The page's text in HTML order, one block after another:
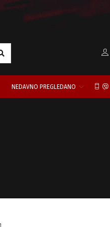
NEDAVNO PREGLEDANO